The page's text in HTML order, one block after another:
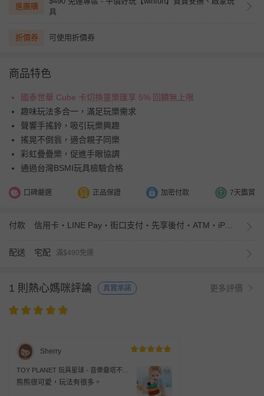
進團購
具
折價券 可使用折價券
商品特色
國泰世華 Cube 卡切換童樂匯享 5% 回饋無上限
趣味玩法多合一，滿足玩樂需求
聲響手搖鈴，吸引玩樂興趣
搖晃不倒翁，適合親子同樂
彩虹疊疊樂，促進手眼協調
通過台灣BSMI玩具檢驗合格
口碑嚴選 正品保證 加密付款 7天鑑賞
付款 信用卡・LINE Pay・街口支付・先享後付・ATM・iPASS MONEY
配送 宅配 滿$490免運
1 則熱心媽咪評論 真實承諾 更多評價
Sherry
TOY PLANET 玩具星球 - 音樂疊塔不倒
翁
熊熊很可愛，玩法有很多。